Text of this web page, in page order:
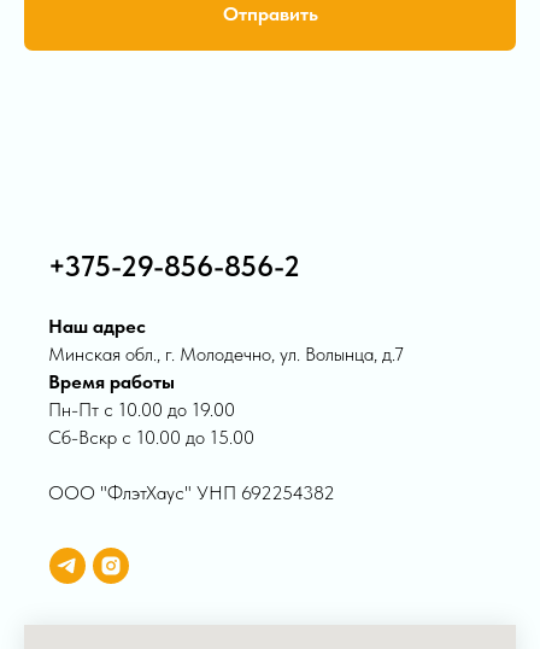
Отправить
+375-29-856-856-2
Наш адрес
Минская обл., г. Молодечно, ул. Волынца, д.7
Время работы
Пн-Пт с 10.00 до 19.00
Сб-Вскр с 10.00 до 15.00
ООО "ФлэтХаус" УНП 692254382